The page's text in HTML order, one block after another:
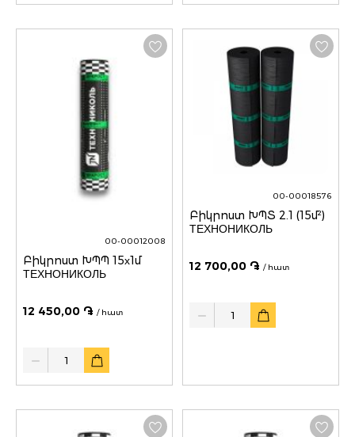
00-00012008
Բիկրոստ ԽՊՊ 15х1մ
ТЕХНОНИКОЛЬ
12 450,00 ֏ / հատ
Quantity
00-00018576
Բիկրոստ ԽՊՏ 2.1 (15մ²)
ТЕХНОНИКОЛЬ
12 700,00 ֏ / հատ